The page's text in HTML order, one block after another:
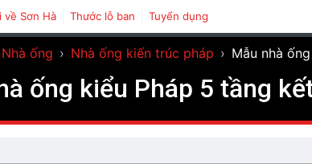
về Sơn Hà Thước lỗ ban Tuyển dụng
Nhà ống › Nhà ống kiến trúc pháp › Mẫu nhà
ống kiểu Pháp 5 tầng